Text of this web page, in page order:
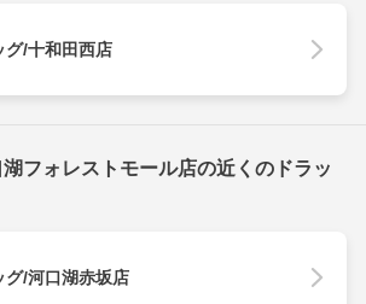
グ/十和田西店
フォレストモール店の近くのドラッ
グ/河口湖赤坂店